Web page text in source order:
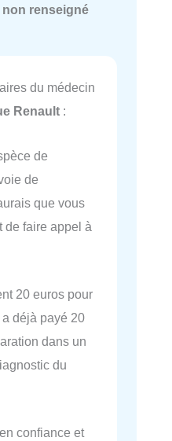
non renseigné
du médecin
Renault :
de
de
que vous
de faire appel à
20 euros pour
déjà payé 20
dans un
du
confiance et